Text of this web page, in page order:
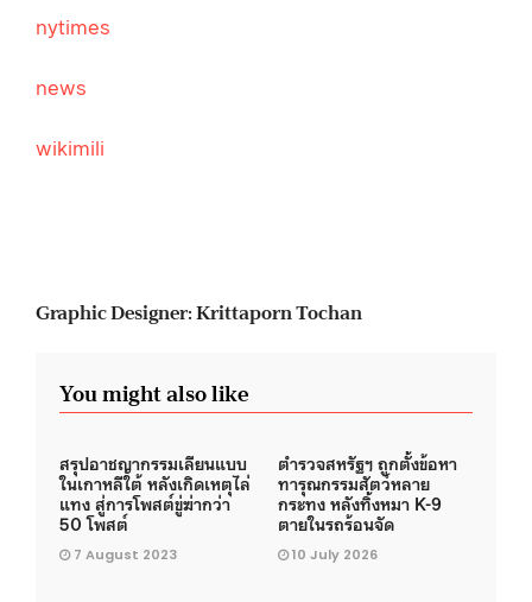
nytimes
news
wikimili
Graphic Designer: Krittaporn Tochan
You might also like
สรุปอาชญากรรมเลียนแบบ
ในเกาหลีใต้ หลังเกิดเหตุไล่
แทง สู่การโพสต์ขู่ฆ่ากว่า
50 โพสต์
7 August 2023
ตำรวจสหรัฐฯ ถูกตั้งข้อหา
ทารุณกรรมสัตว์หลาย
กระทง หลังทิ้งหมา K-9
ตายในรถร้อนจัด
10 July 2026